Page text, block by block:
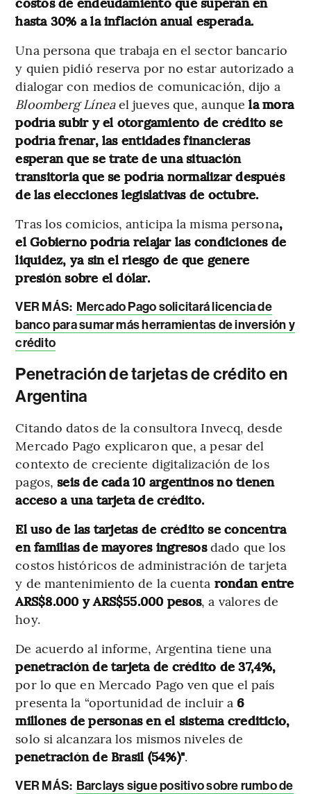
hasta 30% a la inflación anual esperada.
Una persona que trabaja en el sector bancario
y quien pidió reserva por no estar autorizado a
dialogar con medios de comunicación, dijo a
Bloomberg Líneael jueves que, aunque la mora
podría subir y el otorgamiento de crédito se
podría frenar, las entidades financieras
esperan que se trate de una situación
transitoria que se podría normalizar después
de las elecciones legislativas de octubre.
Tras los comicios, anticipa la misma persona,
el Gobierno podría relajar las condiciones de
liquidez, ya sin el riesgo de que genere
presión sobre el dólar.
VER MÁS: Mercado Pago solicitará licencia de
banco para sumar más herramientas de inversión y
crédito
Penetración de tarjetas de crédito en
Argentina
Citando datos de la consultora Invecq, desde
Mercado Pago explicaron que, a pesar del
contexto de creciente digitalización de los
pagos,seis de cada 10 argentinos no tienen
acceso a una tarjeta de crédito.
El uso de las tarjetas de crédito se concentra
en familias de mayores ingresosdado que los
costos históricos de administración de tarjeta
y de mantenimiento de la cuenta rondan entre
ARS$8.000 y ARS$55.000 pesos, a valores de
hoy.
De acuerdo al informe, Argentina tiene una
penetración de tarjeta de crédito de 37,4%,
por lo que en Mercado Pago ven que el país
presenta la “oportunidad de incluir a 6
millones de personas en el sistema crediticio,
solo si alcanzara los mismos niveles de
penetración de Brasil (54%)".
VER MÁS: Barclays sigue positivo sobre rumbo de